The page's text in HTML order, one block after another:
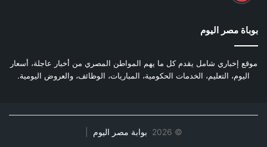
بوباة مصر اليوم
موقع إخباري شامل يقدم كل ما يهم المواطن المصري من أخبار عاجلة، أسعار
اليوم، التعليم، الخدمات الحكومية، المباريات، الوظائف، والعروض اليومية.
©
2026 بوابة مصر اليوم